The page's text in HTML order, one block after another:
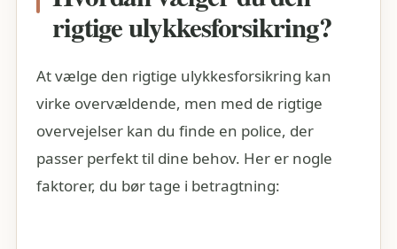
rigtige ulykkesforsikring?
At vælge den rigtige ulykkesforsikring kan
virke overvældende, men med de rigtige
overvejelser kan du finde en police, der
passer perfekt til dine behov. Her er nogle
faktorer, du bør tage i betragtning: